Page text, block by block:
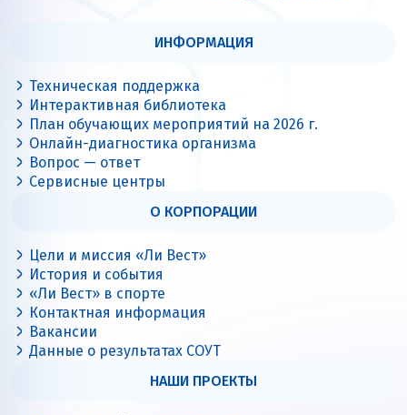
ИНФОРМАЦИЯ
Техническая поддержка
Интерактивная библиотека
План обучающих мероприятий на 2026 г.
Онлайн-диагностика организма
Вопрос — ответ
Сервисные центры
О КОРПОРАЦИИ
Цели и миссия «Ли Вест»
История и события
«Ли Вест» в спорте
Контактная информация
Вакансии
Данные о результатах СОУТ
НАШИ ПРОЕКТЫ